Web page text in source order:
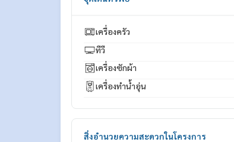
เครื่องครัว
ทีวี
เครื่องซักผ้า
เครื่องทำน้ำอุ่น
สิ่งอำนวยความสะดวกในโครงการ